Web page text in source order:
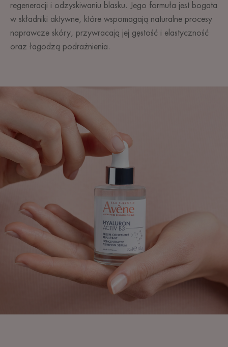
regeneracji i odzyskiwaniu blasku. Jego formuła jest bogata
w składniki aktywne, które wspomagają naturalne procesy
naprawcze skóry, przywracają jej gęstość i elastyczność
oraz łagodzą podrażnienia.